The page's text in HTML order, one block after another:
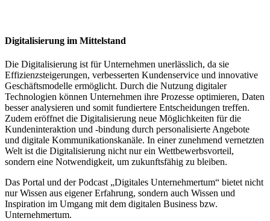
Digitalisierung im Mittelstand
Die Digitalisierung ist für Unternehmen unerlässlich, da sie
Effizienzsteigerungen, verbesserten Kundenservice und innovative
Geschäftsmodelle ermöglicht. Durch die Nutzung digitaler
Technologien können Unternehmen ihre Prozesse optimieren, Daten
besser analysieren und somit fundiertere Entscheidungen treffen.
Zudem eröffnet die Digitalisierung neue Möglichkeiten für die
Kundeninteraktion und -bindung durch personalisierte Angebote
und digitale Kommunikationskanäle. In einer zunehmend vernetzten
Welt ist die Digitalisierung nicht nur ein Wettbewerbsvorteil,
sondern eine Notwendigkeit, um zukunftsfähig zu bleiben.
Das Portal und der Podcast „Digitales Unternehmertum“ bietet nicht
nur Wissen aus eigener Erfahrung, sondern auch Wissen und
Inspiration im Umgang mit dem digitalen Business bzw.
Unternehmertum.